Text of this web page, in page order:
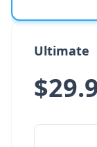
Ultimate